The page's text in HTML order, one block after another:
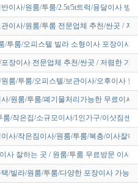
이사/원룸/투룸/2.5t/5t트럭/용달이사 방
이사/원룸/투룸 전문업체 추천/싼곳 /
/투룸/오피스텔 빌라 소형이사 포장이사
장이사 전문업체 추천/싼곳 / 저렴한 가
룸/투룸/오피스텔/보관이사/오후이사
/원룸/투룸/폐기물처리가능한 무료이
/작은집/소규모이사/1인가구/이삿짐센
사/작은짐이사/원룸/투룸/복층/이사잘하
사 잘하는 곳 / 원룸/투룸 무료방문 이사
/빌라/원룸/투룸/다양한 포장이사 가능